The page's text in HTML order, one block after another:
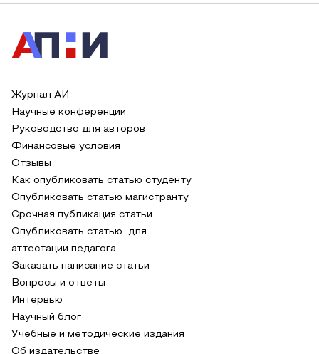
Журнал АИ
Научные конференции
Руководство для авторов
Финансовые условия
Отзывы
Как опубликовать статью студенту
Опубликовать статью магистранту
Срочная публикация статьи
Опубликовать статью для
аттестации педагога
Заказать написание статьи
Вопросы и ответы
Интервью
Научный блог
Учебные и методические издания
Об издательстве